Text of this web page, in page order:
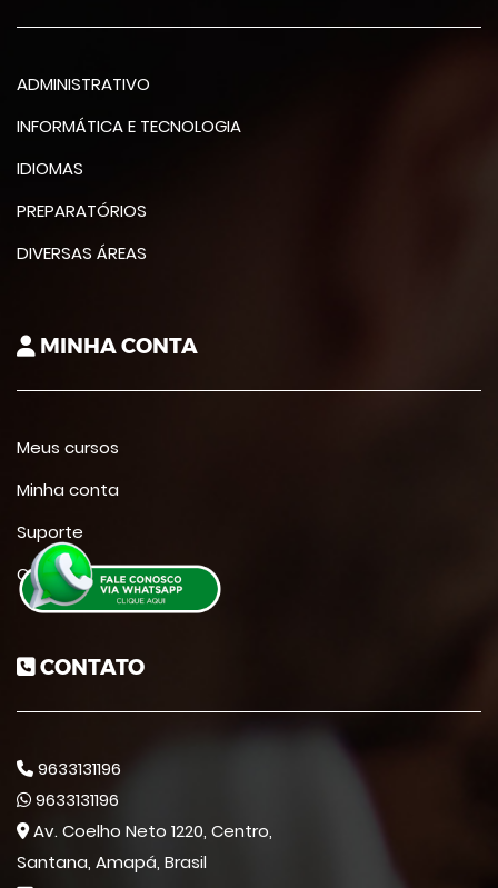
ADMINISTRATIVO
INFORMÁTICA E TECNOLOGIA
IDIOMAS
PREPARATÓRIOS
DIVERSAS ÁREAS
MINHA CONTA
Meus cursos
Minha conta
Suporte
Contato
CONTATO
9633131196
9633131196
Av. Coelho Neto 1220, Centro,
Santana, Amapá, Brasil